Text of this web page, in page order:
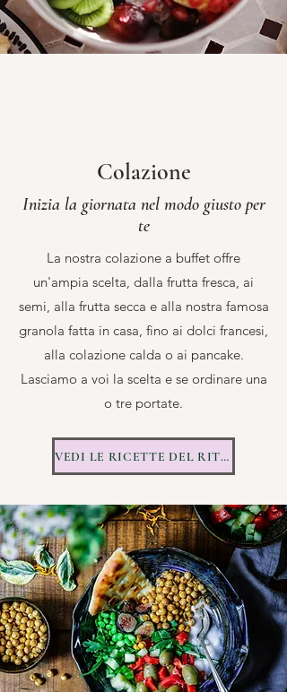
Colazione
Inizia la giornata nel modo giusto per
te
La nostra colazione a buffet offre
un'ampia scelta, dalla frutta fresca, ai
semi, alla frutta secca e alla nostra famosa
granola fatta in casa, fino ai dolci francesi,
alla colazione calda o ai pancake.
Lasciamo a voi la scelta e se ordinare una
o tre portate.
VEDI LE RICETTE DEL RITIRO